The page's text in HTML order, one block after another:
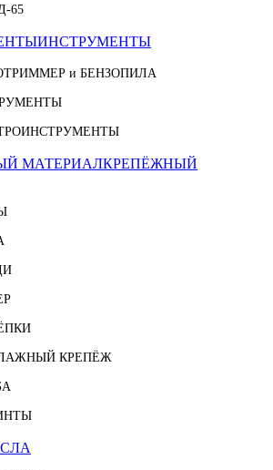
65
ИНСТРУМЕНТЫ
и БЕНЗОПИЛА
КРЕПЁЖНЫЙ
КРЕПЁЖ